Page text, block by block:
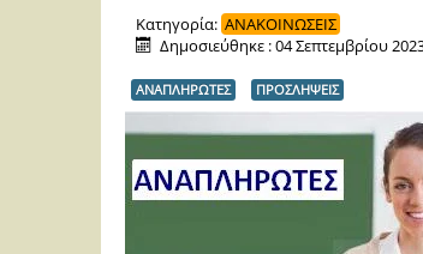
Κατηγορία: ΑΝΑΚΟΙΝΩΣΕΙΣ
Δημοσιεύθηκε : 04 Σεπτεμβρίου
ΑΝΑΠΛΗΡΩΤΕΣ ΠΡΟΣΛΗΨΕΙΣ